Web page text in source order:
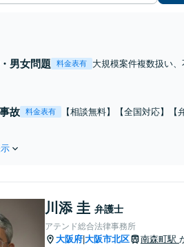
男女問題 料金表有
大規模案件複数扱い
故 料金表有
【相談無料】【全国対応】【
川添 圭 弁護士
アテンド総合法律事務所
大阪府 大阪市北区 南森町駅